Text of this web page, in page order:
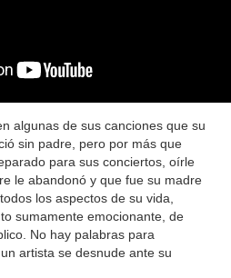
algunas de sus canciones que su
sin padre, pero por más que
para sus conciertos, oírle
le abandonó y que fue su madre
los aspectos de su vida,
sumamente emocionante, de
No hay palabras para
artista se desnude ante su